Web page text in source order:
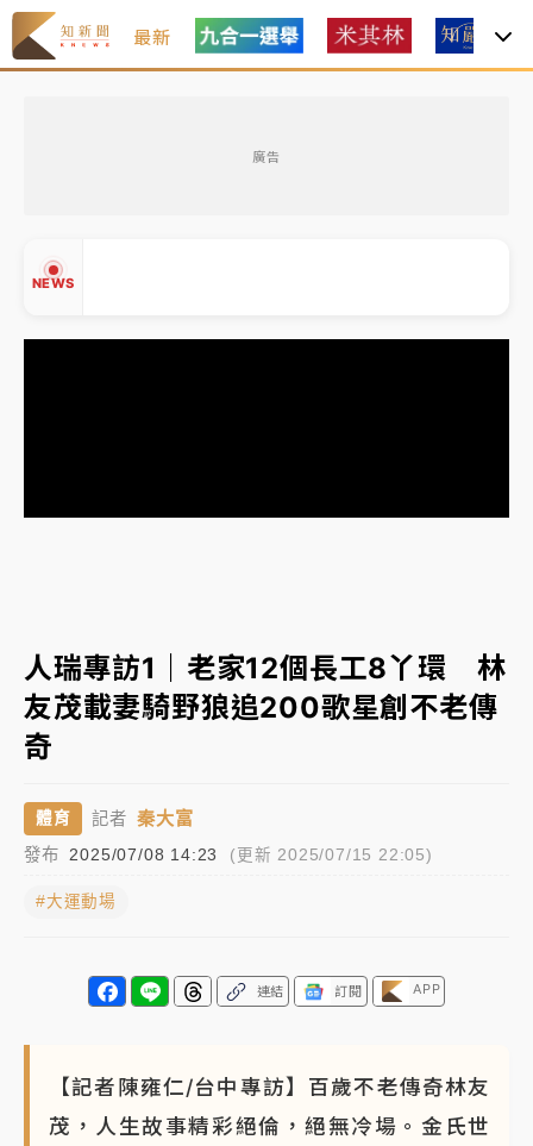
最新
廣告
NEWS
台股處置新制明天上路 4大鬆綁一次看
周末精選｜ 鎢業董座離奇命喪豪宅！檢警3方向追出前
究！遭監委質疑
員工犯案 破案關鍵曝
人瑞專訪1｜老家12個長工8丫環 林
友茂載妻騎野狼追200歌星創不老傳
奇
體育 記者 秦大富
發布 2025/07/08 14:23 (更新 2025/07/15 22:05)
#大運動場
連結 訂閱 APP
【記者陳雍仁/台中專訪】百歲不老傳奇林友
茂，人生故事精彩絕倫，絕無冷場。金氏世